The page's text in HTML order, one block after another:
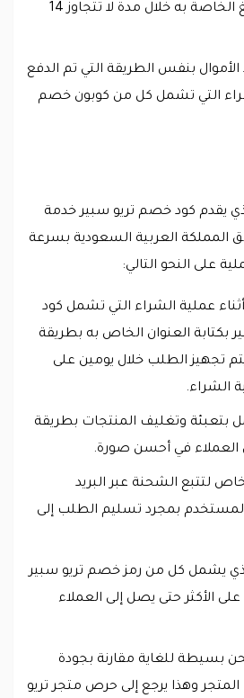
الحصول على المبالغ الخاصة به خلال مدة لا تتجاوز 14
الأموال بنفس الطريقة التي تم الدفع
التي تشمل كل من كوبون خصم
يقدم كود خصم تريو سبير خدمة
المملكة العربية السعودية بسرعة
على النحو التالي:
عملية الشراء التي تشمل كود
بكتابة العنوان الخاص به بطريقة
تجهيز الطلب خلال يومين على
الشراء.
بتعبئة وتغليف المنتجات بطريقة
العملاء في أحسن صورة.
لتتبع الشحنة عبر البريد
بمجرد تسليم الطلب إلى
يشمل كل من رمز خصم تريو سبير
إلى 5 أيام على الأكثر حتى يصل إلى العملاء
بسيطة للغاية مقارنة بجودة
المتجر وهذا يرجع إلى حرص متجر تريو